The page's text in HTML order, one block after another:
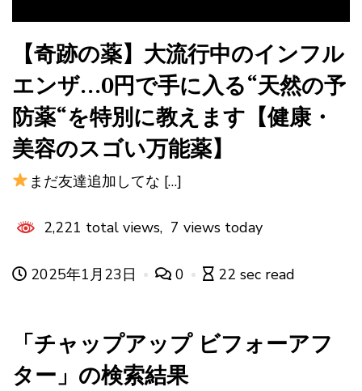
【奇跡の薬】大流行中のインフル
エンザ…0円で手に入る“天然の予
防薬“を特別に教えます【健康・
美容のスゴい万能薬】
まだ友達追加してな […]
2,221 total views, 7 views today
2025年1月23日 0 22 sec read
「チャップアップ ビフォーアフ
ター」の検索結果